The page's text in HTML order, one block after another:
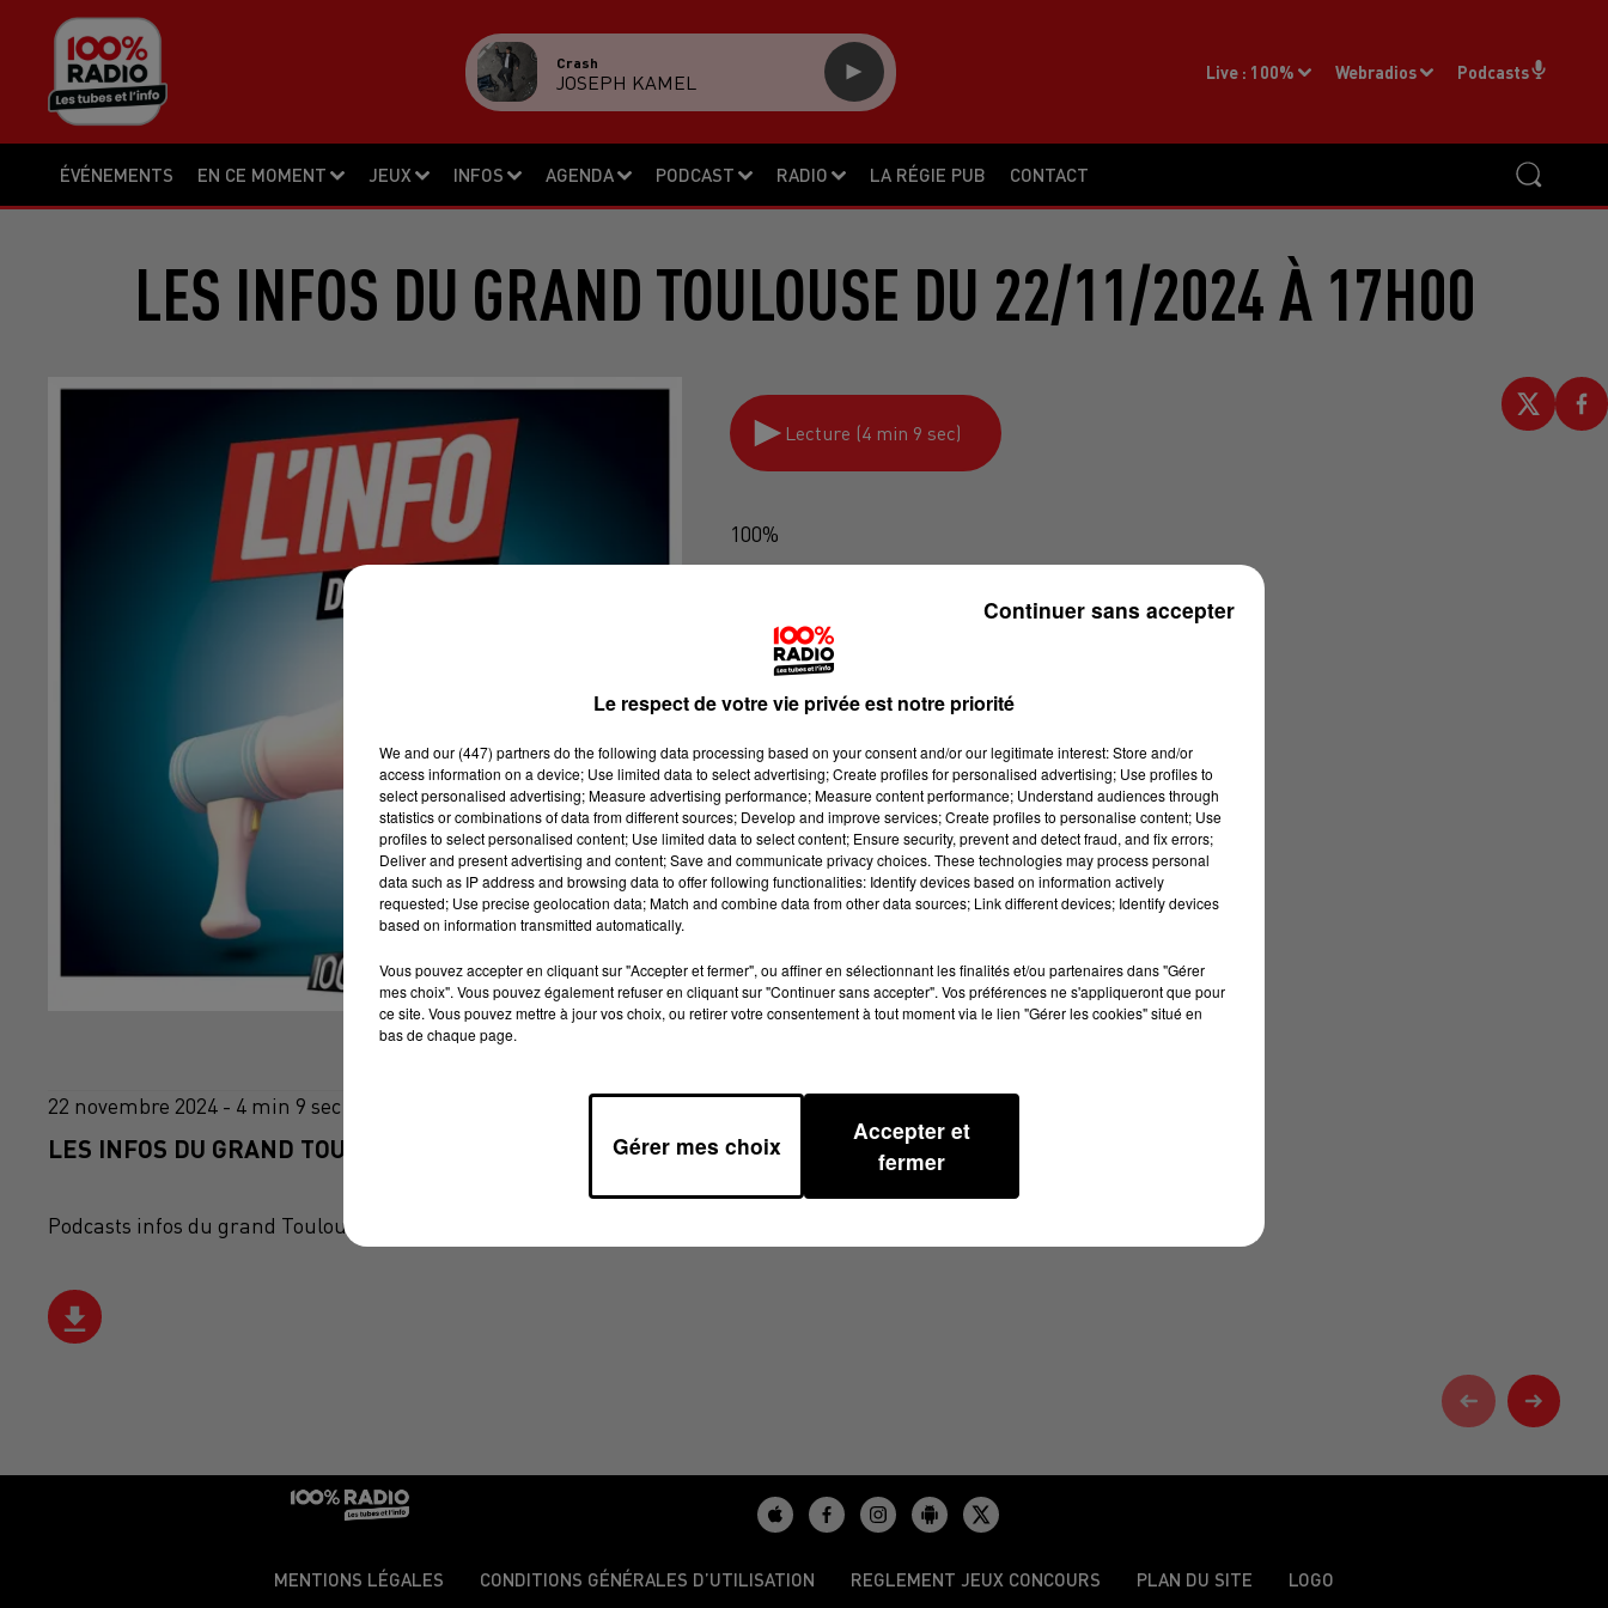
ÉVÉNEMENTS EN CE MOMENT JEUX INFOS AGENDA PODCAST RADIO LA RÉGIE PUB CONTACT
Live : 100% Webradios Podcasts
Crash
JOSEPH KAMEL
LES INFOS DU GRAND TOULOUSE DU 22/11/2024 À 17H00
Lecture (4 min 9 sec)
100%
22 novembre 2024 - 4 min 9 sec
LES INFOS DU GRAND TOULOUSE DU 22/11/2024 À 17H00
Podcasts infos du grand Toulouse
MENTIONS LÉGALES CONDITIONS GÉNÉRALES D’UTILISATION REGLEMENT JEUX CONCOURS PLAN DU SITE LOGO
Le respect de votre vie privée est notre priorité
We and our (447) partnersdo the following data processing based on your consent and/or our legitimate interest: Store and/or
access information on a device; Use limited data to select advertising; Create profiles for personalised advertising; Use profiles to
select personalised advertising; Measure advertising performance; Measure content performance; Understand audiences through
statistics or combinations of data from different sources; Develop and improve services; Create profiles to personalise content; Use
profiles to select personalised content; Use limited data to select content; Ensure security, prevent and detect fraud, and fix errors;
Deliver and present advertising and content; Save and communicate privacy choices. These technologies may process personal
data such as IP address and browsing data to offer following functionalities: Identify devices based on information actively
requested; Use precise geolocation data; Match and combine data from other data sources; Link different devices; Identify devices
based on information transmitted automatically.
Vous pouvez accepter en cliquant sur "Accepter et fermer", ou affiner en sélectionnant les finalités et/ou partenaires dans "Gérer
mes choix". Vous pouvez également refuser en cliquant sur "Continuer sans accepter". Vos préférences ne s'appliqueront que pour
ce site. Vous pouvez mettre à jour vos choix, ou retirer votre consentement à tout moment via le lien "Gérer les cookies" situé en
bas de chaque page.
Gérer mes choix
Accepter et
fermer
Continuer sans accepter